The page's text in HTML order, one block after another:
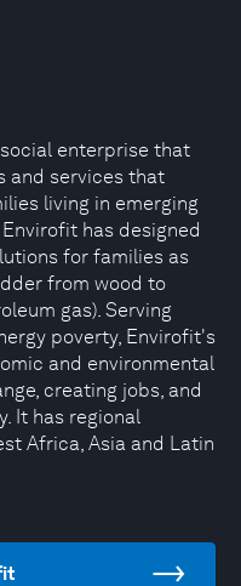
enterprise that
and services that
living in emerging
has designed
for families as
from wood to
gas). Serving
poverty, Envirofit's
and environmental
creating jobs, and
It has regional
Africa, Asia and Latin